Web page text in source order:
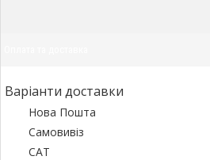
Варіанти доставки
Нова Пошта
Самовивіз
САТ